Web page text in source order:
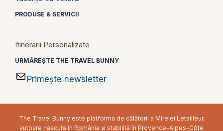
PRODUSE & SERVICII
Itinerarii Personalizate
URMĂREȘTE THE TRAVEL BUNNY
Primește newsletter
The Travel Bunny este platforma de călătorii a Mirelei Letailleur,
autoare născută în România și stabilită în Provence-Alpes-Côte